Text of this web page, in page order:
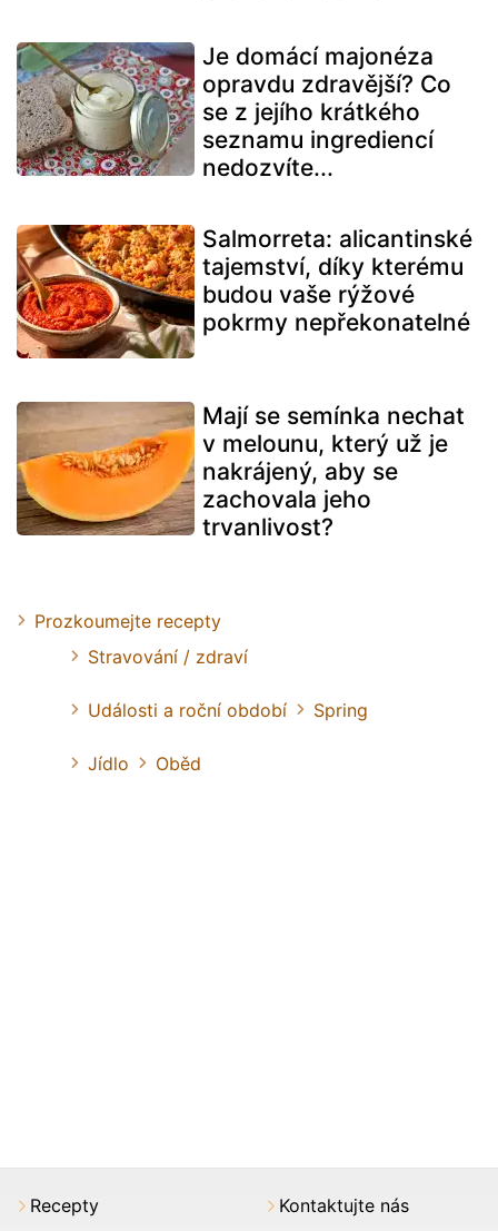
Je domácí majonéza
opravdu zdravější? Co
se z jejího krátkého
seznamu ingrediencí
nedozvíte...
Salmorreta: alicantinské
tajemství, díky kterému
budou vaše rýžové
pokrmy nepřekonatelné
Mají se semínka nechat
v melounu, který už je
nakrájený, aby se
zachovala jeho
trvanlivost?
Prozkoumejte recepty
Stravování / zdraví
Události a roční období Spring
Jídlo Oběd
Recepty Kontaktujte nás